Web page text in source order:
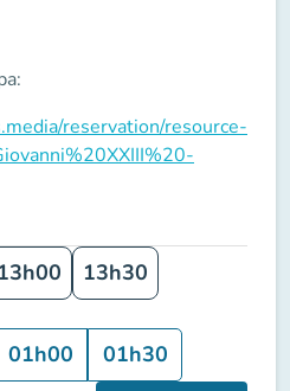
reservation/resource-
13h00 13h30
01h00 01h30